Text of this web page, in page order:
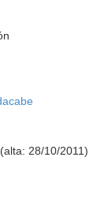
(alta: 28/10/2011)